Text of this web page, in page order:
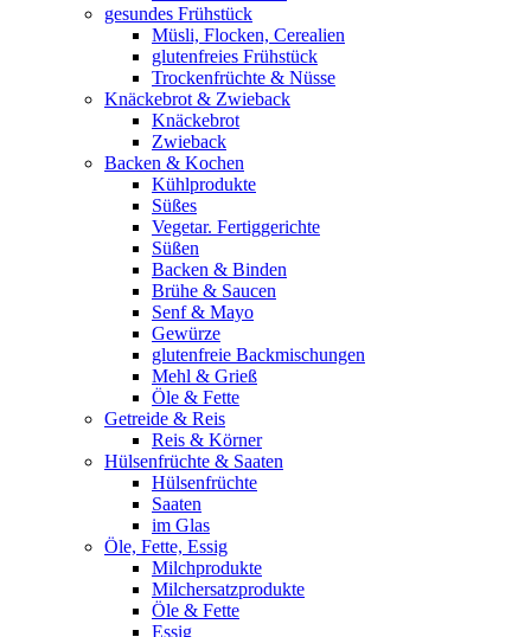
gesundes Frühstück
Müsli, Flocken, Cerealien
glutenfreies Frühstück
Trockenfrüchte & Nüsse
Knäckebrot & Zwieback
Knäckebrot
Zwieback
Backen & Kochen
Kühlprodukte
Süßes
Vegetar. Fertiggerichte
Süßen
Backen & Binden
Brühe & Saucen
Senf & Mayo
Gewürze
glutenfreie Backmischungen
Mehl & Grieß
Öle & Fette
Getreide & Reis
Reis & Körner
Hülsenfrüchte & Saaten
Hülsenfrüchte
Saaten
im Glas
Öle, Fette, Essig
Milchprodukte
Milchersatzprodukte
Öle & Fette
Essig